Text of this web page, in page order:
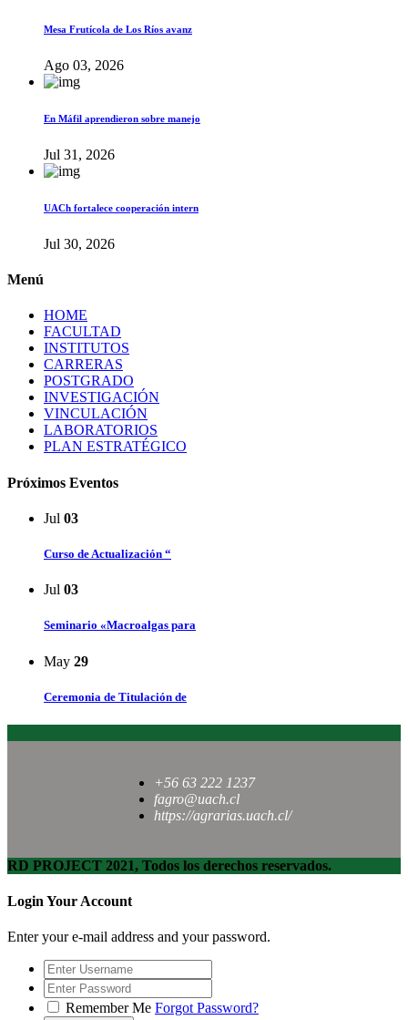
Mesa Frutícola de Los Ríos avanz
Ago 03, 2026
En Máfil aprendieron sobre manejo
Jul 31, 2026
UACh fortalece cooperación intern
Jul 30, 2026
Menú
HOME
FACULTAD
INSTITUTOS
CARRERAS
POSTGRADO
INVESTIGACIÓN
VINCULACIÓN
LABORATORIOS
PLAN ESTRATÉGICO
Próximos Eventos
Jul 03
Curso de Actualización “
Jul 03
Seminario «Macroalgas para
May 29
Ceremonia de Titulación de
+56 63 222 1237
fagro@uach.cl
https://agrarias.uach.cl/
RD PROJECT 2021, Todos los derechos reservados.
Login Your Account
Enter your e-mail address and your password.
Remember Me Forgot Password?